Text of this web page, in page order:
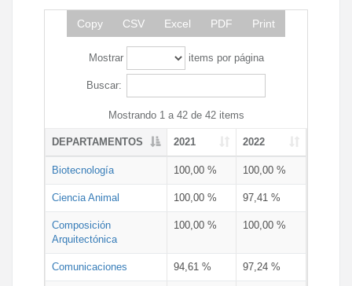
Copy CSV Excel PDF Print
Mostrar items por página
Buscar:
Mostrando 1 a 42 de 42 items
DEPARTAMENTOS 2021 2022
Biotecnología 100,00 % 100,00 %
Ciencia Animal 100,00 % 97,41 %
Composición
Arquitectónica
100,00 % 100,00 %
Comunicaciones 94,61 % 97,24 %